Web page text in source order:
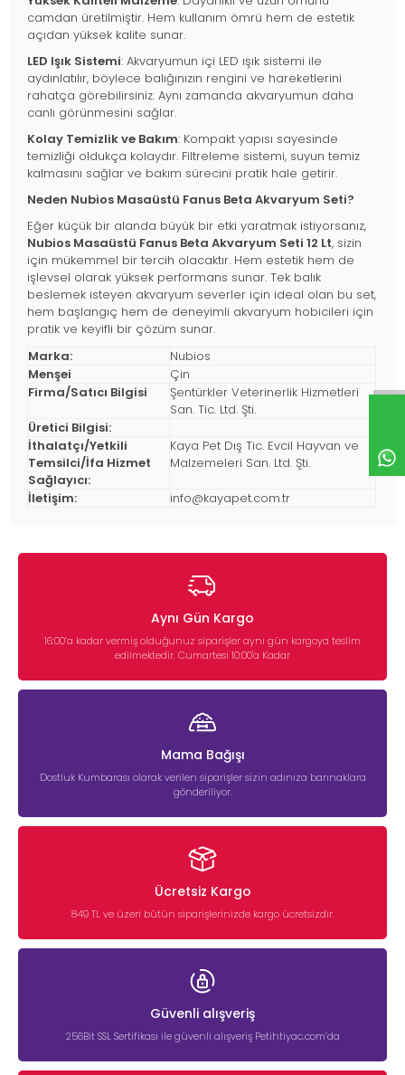
camdan üretilmiştir. Hem kullanım ömrü hem de estetik
açıdan yüksek kalite sunar.
LED Işık Sistemi: Akvaryumun içi LED ışık sistemi ile
aydınlatılır, böylece balığınızın rengini ve hareketlerini
rahatça görebilirsiniz. Aynı zamanda akvaryumun daha
canlı görünmesini sağlar.
Kolay Temizlik ve Bakım: Kompakt yapısı sayesinde
temizliği oldukça kolaydır. Filtreleme sistemi, suyun temiz
kalmasını sağlar ve bakım sürecini pratik hale getirir.
Neden Nubios Masaüstü Fanus Beta Akvaryum Seti?
Eğer küçük bir alanda büyük bir etki yaratmak istiyorsanız,
Nubios Masaüstü Fanus Beta Akvaryum Seti 12 Lt, sizin
için mükemmel bir tercih olacaktır. Hem estetik hem de
işlevsel olarak yüksek performans sunar. Tek balık
beslemek isteyen akvaryum severler için ideal olan bu set,
hem başlangıç hem de deneyimli akvaryum hobicileri için
pratik ve keyifli bir çözüm sunar.
Marka:
Nubios
Menşei
Çin
Firma/Satıcı Bilgisi
Şentürkler Veterinerlik Hizmetleri
San. Tic. Ltd. Şti.
Üretici Bilgisi:
İthalatçı/Yetkili
Temsilci/İfa Hizmet
Sağlayıcı:
Kaya Pet Dış Tic. Evcil Hayvan ve
Malzemeleri San. Ltd. Şti.
İletişim: info@kayapet.com.tr
Aynı Gün Kargo
16:00’a kadar vermiş olduğunuz siparişler aynı gün kargoya teslim
edilmektedir. Cumartesi 10:00'a Kadar
Mama Bağışı
Dostluk Kumbarası olarak verilen siparişler sizin adınıza barınaklara
gönderiliyor.
Ücretsiz Kargo
849 TL ve üzeri bütün siparişlerinizde kargo ücretsizdir.
Güvenli alışveriş
256Bit SSL Sertifikası ile güvenli alışveriş Petihtiyac.com’da